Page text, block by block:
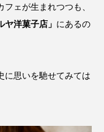
ェが生まれつつも、
ヤ洋菓子店」 にあるの
に思いを馳せてみては